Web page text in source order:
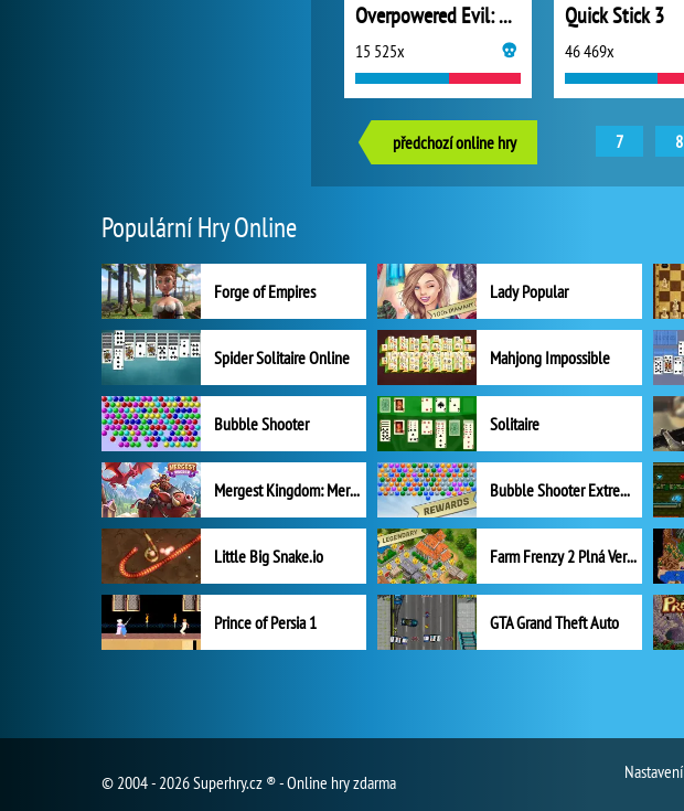
Overpowered Evil: Dark Zephyr
15 525x
Quick Stick 3
46 469x
předchozí online hry 7 8
Populární Hry Online
Forge of Empires Lady Popular
Spider Solitaire Online Mahjong Impossible
Bubble Shooter Solitaire
Mergest Kingdom: Merge Puzzle Bubble Shooter Extreme
Little Big Snake.io Farm Frenzy 2 Plná Verze
Prince of Persia 1 GTA Grand Theft Auto
Nastavení
© 2004 - 2026 Superhry.cz ® - Online hry zdarma